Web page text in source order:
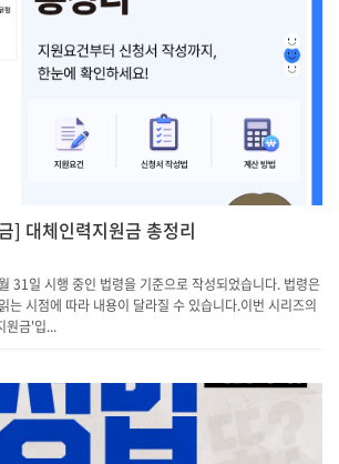
] 대체인력지원금 총정리
31일 시행 중인 법령을 기준으로 작성되었습니다. 법령은
는 시점에 따라 내용이 달라질 수 있습니다.이번 시리즈의
원금'입...